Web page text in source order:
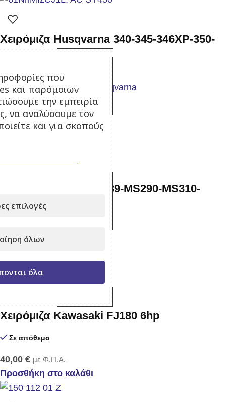
Χειρόμιζα Husqvarna 340-345-346XP-350-
Σε απόθεμα
35,00€
Προσθήκη στο καλάθι
Χειρόμιζα Stihl 029-039-MS290-MS310-
MS390 Aftermarket
35,00
Προσθήκη στο καλάθι
Χειρόμιζα Kawasaki FJ180 6hp
Σε απόθεμα
40,00 € με Φ.Π.Α.
Προσθήκη στο καλάθι
που
και παρόμοιων
την εμπειρία
να αναλύσουμε τον
και για σκοπούς
επιλογές
όλων
όλα